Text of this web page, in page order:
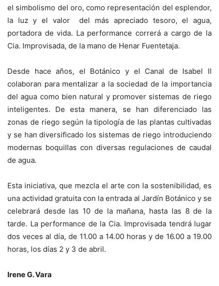
el simbolismo del oro, como representación del esplendor,
la luz y el valor del más apreciado tesoro, el agua,
portadora de vida. La performance correrá a cargo de la
Cia. Improvisada, de la mano de Henar Fuentetaja.
Desde hace años, el Botánico y el Canal de Isabel II
colaboran para mentalizar a la sociedad de la importancia
del agua como bien natural y promover sistemas de riego
inteligentes. De esta manera, se han diferenciado las
zonas de riego según la tipología de las plantas cultivadas
y se han diversificado los sistemas de riego introduciendo
modernas boquillas con diversas regulaciones de caudal
de agua.
Esta iniciativa, que mezcla el arte con la sostenibilidad, es
una actividad gratuita con la entrada al Jardín Botánico y se
celebrará desde las 10 de la mañana, hasta las 8 de la
tarde. La performance de la Cia. Improvisada tendrá lugar
dos veces al día, de 11.00 a 14.00 horas y de 16.00 a 19.00
horas, los días 2 y 3 de abril.
Irene G. Vara